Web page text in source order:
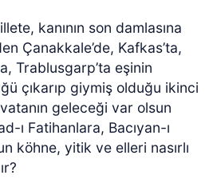
kanının son damlasına
Çanakkale’de, Kafkas’ta,
Trablusgarp’ta eşinin
çıkarıp giymiş olduğu ikinci
geleceği var olsun
ı Fatihanlara, Bacıyan-ı
köhne, yitik ve elleri nasırlı